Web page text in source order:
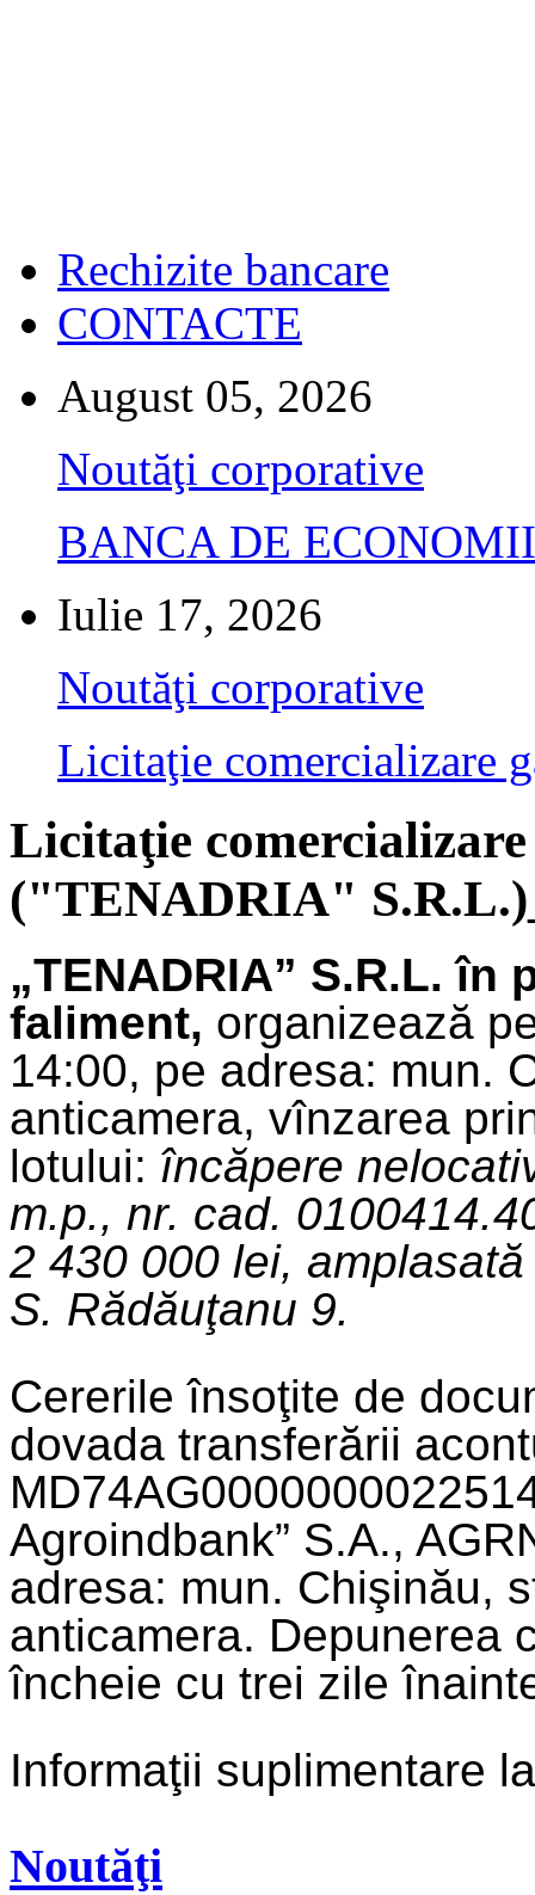
Rechizite bancare
CONTACTE
August 05, 2026
Noutăţi corporative
BANCA DE
Iulie 17, 2026
Noutăţi corporative
Licitaţie comercializare
Licitaţie
("TENADRIA"
„TENADRIA” S.R.L. în
faliment, organizează
14:00, pe adresa: mun.
anticamera, vînzarea
lotului: încăpere
m.p., nr. cad.
2 430 000 lei,
S. Rădăuţanu 9.
Cererile însoţite de
dovada transferării
Agroindbank” S.A.,
adresa: mun. Chişinău,
anticamera. Depunerea
încheie cu trei zile
Informaţii suplimentare
Noutăţi